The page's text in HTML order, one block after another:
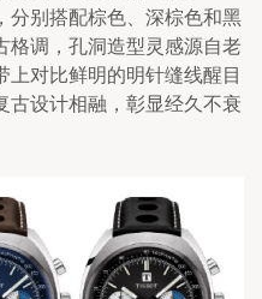
分别搭配棕色、深棕色和黑
格调，孔洞造型灵感源自老
对比鲜明的明针缝线醒目
古设计相融，彰显经久不衰